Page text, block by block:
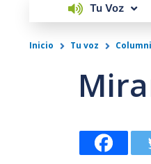
Tu Voz
Inicio Tu voz